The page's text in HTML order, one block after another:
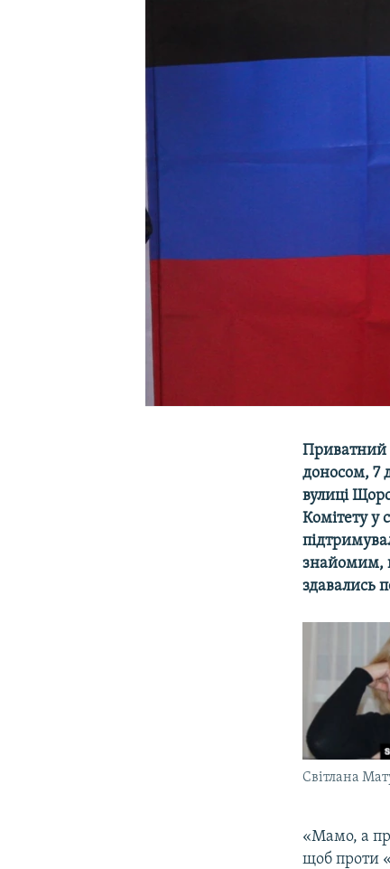
УКРАЇНСЬКА ПРОБЛЕМА КРИМУ
Приватний
доносом, 7
вулиці
Комітету у
знайомим,
здавались
Світлана
«Мамо, а
щоб проти